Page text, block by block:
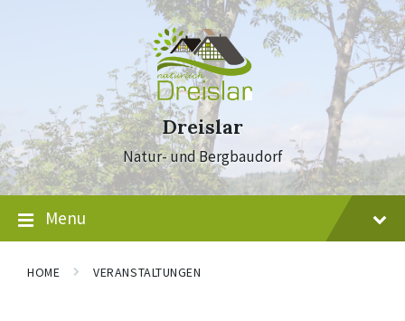
Dreislar
Natur- und Bergbaudorf
Menu
HOME VERANSTALTUNGEN